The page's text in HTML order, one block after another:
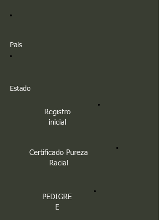
Pais
Estado
Registro
inicial
Certificado Pureza
Racial
PEDIGRE
E